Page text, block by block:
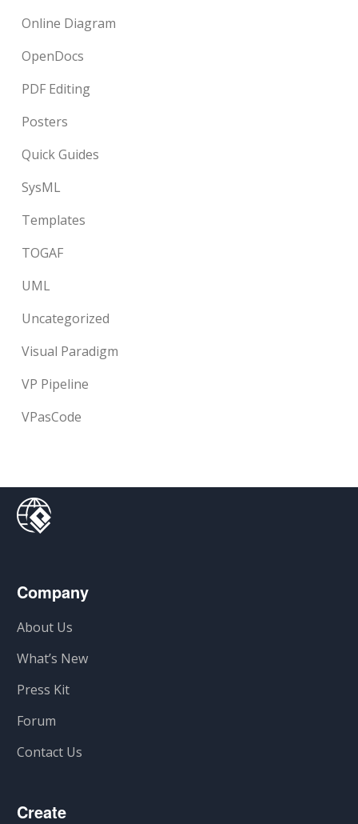
Online Diagram
OpenDocs
PDF Editing
Posters
Quick Guides
SysML
Templates
TOGAF
UML
Uncategorized
Visual Paradigm
VP Pipeline
VPasCode
Company
About Us
What’s New
Press Kit
Forum
Contact Us
Create